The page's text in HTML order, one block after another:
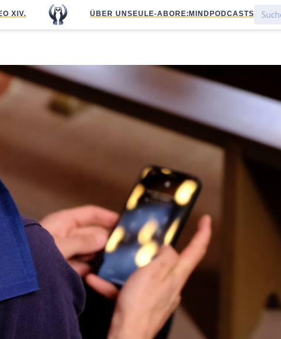
XIV. ÜBER UNS EULE-ABO RE:MIND PODCASTS